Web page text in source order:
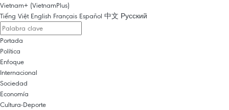
Vietnam+ (VietnamPlus)
Tiếng Việt English Français Español 中文 Русский
Portada
Política
Enfoque
Internacional
Sociedad
Economía
Cultura-Deporte